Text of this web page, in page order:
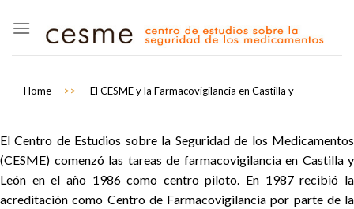
Home >> El CESME y la Farmacovigilancia en Castilla y
El Centro de Estudios sobre la Seguridad de los Medicamentos
(CESME) comenzó las tareas de farmacovigilancia en Castilla y
León en el año 1986 como centro piloto. En 1987 recibió la
acreditación como Centro de Farmacovigilancia por parte de la